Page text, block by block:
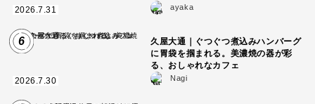
2026.7.31 ayaka
6
2026.7.30
久屋大通｜ぐつぐつ煮込みハンバーグ
に胃袋を掴まれる。美濃焼の器が彩
る、おしゃれなカフェ
Nagi